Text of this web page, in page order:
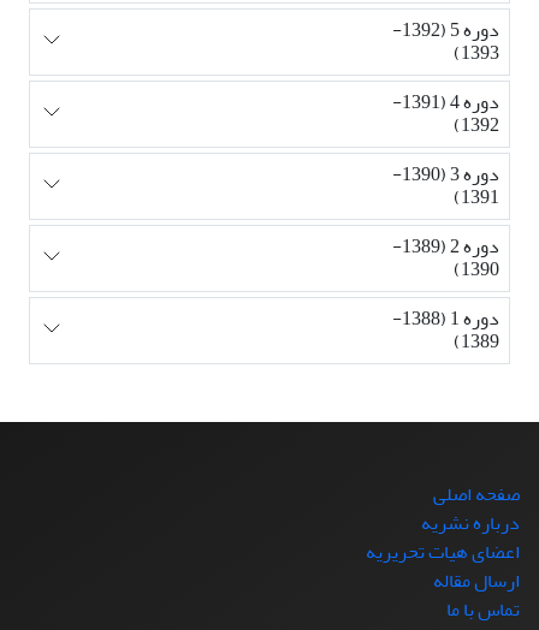
دوره 5 (1392-
1393)
دوره 4 (1391-
1392)
دوره 3 (1390-
1391)
دوره 2 (1389-
1390)
دوره 1 (1388-
1389)
صفحه اصلی
درباره نشریه
اعضای هیات تحریریه
ارسال مقاله
تماس با ما